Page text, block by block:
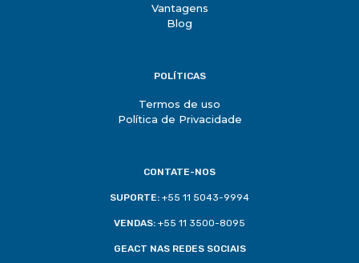
Vantagens
Blog
POLÍTICAS
Termos de uso
Política de Privacidade
CONTATE-NOS
SUPORTE: +55 11 5043-9994
VENDAS: +55 11 3500-8095
GEACT NAS REDES SOCIAIS